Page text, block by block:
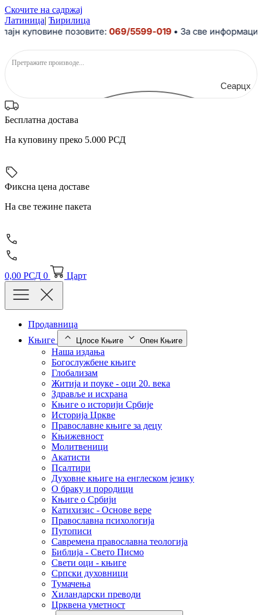
Скочите на садржај
Латиница| Ћирилица
куповине позовите:069/5599-019• За све информације и
Сеарцх
Бесплатна достава
На куповину преко 5.000 РСД
Фиксна цена доставе
На све тежине пакета
0,00 РСД 0 Царт
Продавница
Књиге
Цлосе Књиге Опен Књиге
Наша издања
Богослужбене књиге
Глобализам
Житија и поуке - оци 20. века
Здравље и исхрана
Књиге о историји Србије
Историја Цркве
Православне књиге за децу
Књижевност
Молитвеници
Акатисти
Псалтири
Духовне књиге на енглеском језику
О браку и породици
Књиге о Србији
Катихизис - Основе вере
Православна психологија
Путописи
Савремена православна теологија
Библија - Свето Писмо
Свети оци - књиге
Српски духовници
Тумачења
Хиландарски преводи
Црквена уметност